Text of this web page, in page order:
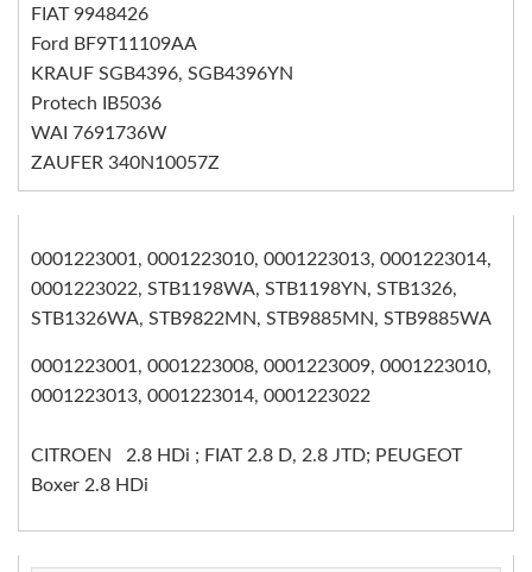
FIAT 9948426
Ford BF9T11109AA
KRAUF SGB4396, SGB4396YN
Protech IB5036
WAI 7691736W
ZAUFER 340N10057Z
0001223001, 0001223010, 0001223013, 0001223014,
0001223022, STB1198WA, STB1198YN, STB1326,
STB1326WA, STB9822MN, STB9885MN, STB9885WA
0001223001, 0001223008, 0001223009, 0001223010,
0001223013, 0001223014, 0001223022
CITROEN 2.8 HDi ; FIAT 2.8 D, 2.8 JTD; PEUGEOT
Boxer 2.8 HDi